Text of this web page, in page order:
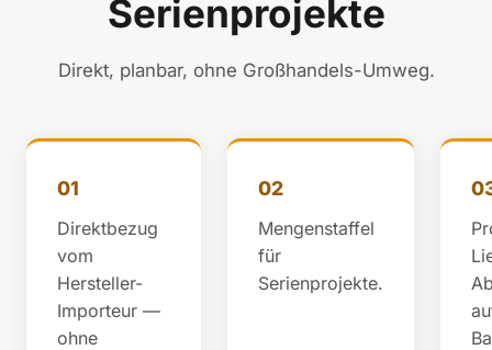
Serienprojekte
Direkt, planbar, ohne Großhandels-Umweg.
01
Direktbezug
vom
Hersteller-
Importeur —
ohne
02
Mengenstaffel
für
Serienprojekte.